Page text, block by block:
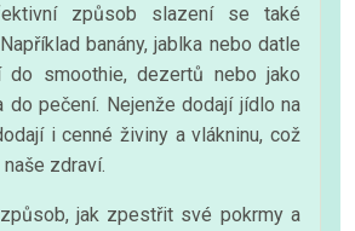
způsob slazení se také
banány, jablka nebo datle
smoothie, dezertů nebo jako
do pečení. Nejenže dodají jídlo na
i cenné živiny a vlákninu, což
zdraví.
jak zpestřit své pokrmy a